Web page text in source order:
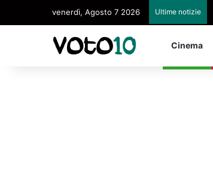
venerdì, Agosto 7 2026 Ultime notizie
Cinema